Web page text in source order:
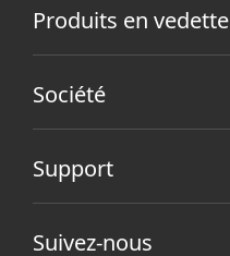
Produits en vedette
Société
Support
Suivez-nous